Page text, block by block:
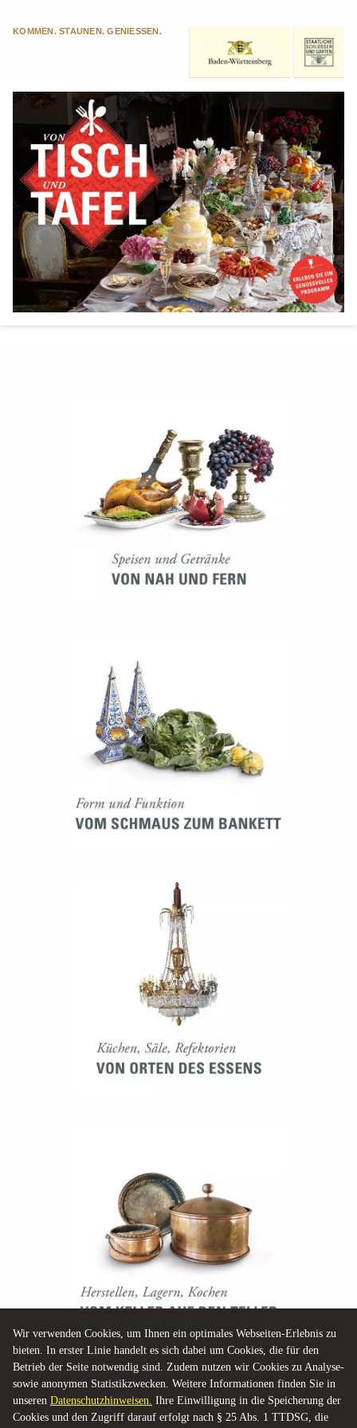
Wir verwenden Cookies, um Ihnen ein optimales Webseiten-Erlebnis zu
bieten. In erster Linie handelt es sich dabei um Cookies, die für den
Betrieb der Seite notwendig sind. Zudem nutzen wir Cookies zu Analyse-
sowie anonymen Statistikzwecken. Weitere Informationen finden Sie in
unseren Datenschutzhinweisen. Ihre Einwilligung in die Speicherung der
Cookies und den Zugriff darauf erfolgt nach § 25 Abs. 1 TTDSG, die
KOMMEN. STAUNEN. GENIESSEN.